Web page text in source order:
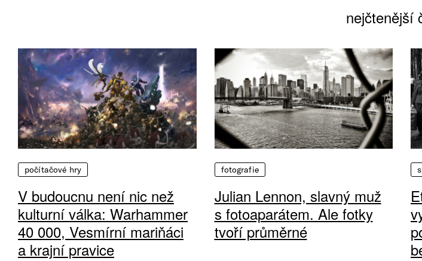
nejčtenější
počítačové hry
V budoucnu není nic než
kulturní válka: Warhammer
40 000, Vesmírní mariňáci
a krajní pravice
fotografie
Julian Lennon, slavný muž
s fotoaparátem. Ale fotky
tvoří průměrné